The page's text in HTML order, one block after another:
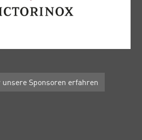
Sponsoren erfahren